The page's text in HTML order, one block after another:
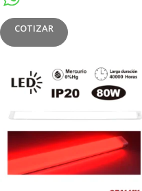
COTIZAR